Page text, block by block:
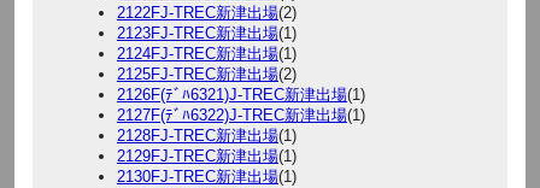
2122FJ-TREC新津出場(2)
2123FJ-TREC新津出場(1)
2124FJ-TREC新津出場(1)
2125FJ-TREC新津出場(2)
2126F(ﾃﾞﾊ6321)J-TREC新津出場(1)
2127F(ﾃﾞﾊ6322)J-TREC新津出場(1)
2128FJ-TREC新津出場(1)
2129FJ-TREC新津出場(1)
2130FJ-TREC新津出場(1)